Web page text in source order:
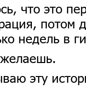
что это
потом
недель в
эту